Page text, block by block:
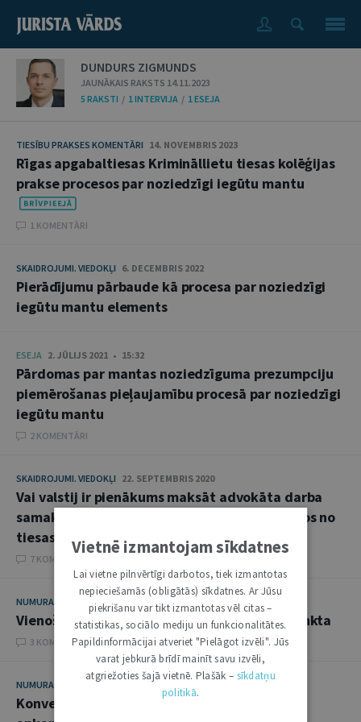
DUNDURS ZIGMUNDS
JAUNĀKAIS RAKSTS 14.11.2023
5 RAKSTI / 1 INTERVIJA / 1 ESEJA
TIESĪBU PRAKSES KOMENTĀRI 14. NOVEMBRIS 2023
Rīgas apgabaltiesas Krimināllietu tiesas kolēģijas
prakse procesos par noziedzīgi iegūtu mantu
1 KOMENTĀRI
SKAIDROJUMI. VIEDOKĻI 6. DECEMBRIS 2022
Pierādījumu pārbaude kā procesa par noziedzīgi
iegūtu mantu elements
ESEJA 2. JŪLIJS 2021 • 15:32
Pārdomas par mantas noziedzīguma prezumpciju
piemērošanas pieļaujamību procesā par noziedzīgi
iegūtu mantu
2 KOMENTĀRI
SKAIDROJUMI. VIEDOKĻI 22. SEPTEMBRIS 2020
Vai valstij ir pienākums maksāt advokāta darba
samaksu par apsūdzētās personas izvairīšanos no
tiesas
7 KOMENTĀRI
NUMURA TĒMA 30. MAIJS 2017
Vienošanās kriminālprocesā: no tiesu skatpunkta
3 KOMENTĀRI
NUMURA TĒMA 7. JŪNIJS 2016
Konvencija pieprasa sistēmu vardarbības
Vietnē izmantojam sīkdatnes
Lai vietne pilnvērtīgi darbotos, tiek izmantotas
nepieciešamās (obligātās) sīkdatnes. Ar Jūsu
piekrišanu var tikt izmantotas vēl citas –
statistikas, sociālo mediju un funkcionalitātes.
Papildinformācijai atveriet "Pielāgot izvēli". Jūs
varat jebkurā brīdī mainīt savu izvēli,
atgriežoties šajā vietnē. Plašāk – sīkdatņu
politikā.